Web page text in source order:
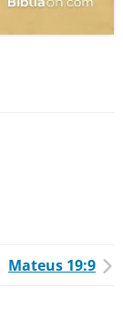
Mateus 19:9